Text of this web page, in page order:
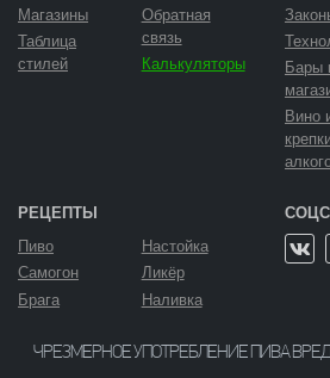
Магазины
Таблица
стилей
Обратная
связь
Калькуляторы
Бары
Вино
РЕЦЕПТЫ
Пиво
Самогон
Брага
Настойка
Ликёр
Наливка
ЧРЕЗМЕРНОЕ УПОТРЕБЛЕНИЕ ПИВА